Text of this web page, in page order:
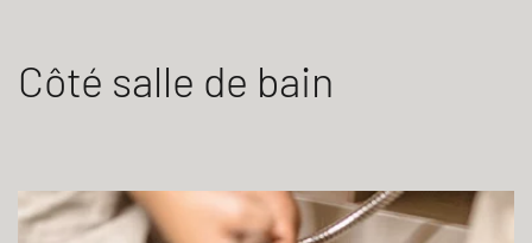
Côté salle de bain